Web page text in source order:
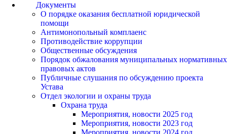
Документы
О порядке оказания бесплатной юридической
помощи
Антимонопольный комплаенс
Противодействие коррупции
Общественные обсуждения
Порядок обжалования муниципальных нормативных
правовых актов
Публичные слушания по обсуждению проекта
Устава
Отдел экологии и охраны труда
Охрана труда
Мероприятия, новости 2025 год
Мероприятия, новости 2023 год